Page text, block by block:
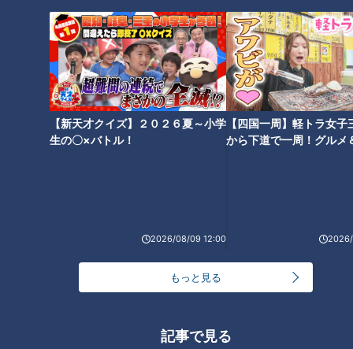
【新天才クイズ】２０２６夏～小学
生の〇×バトル！
2026/08/09 12:00
【四国一周】軽トラ女子
から下道で一周！グルメ
もっと見る
記事で見る
静岡・伊豆高原に眠る巨大な“廃
ループ橋”…知られざる悲しい歴
史とは？日本で唯一の“逆転式一
方通行”の橋も
「名古屋高速」の裏側がスゴす
ぎる！？巨大な排風機＆24時間
体制で監視する施設管制室に特
ら謎を解明する旅
残るケーブルカーの“幻の遺
構”とは？静岡の廃隧道の痕跡